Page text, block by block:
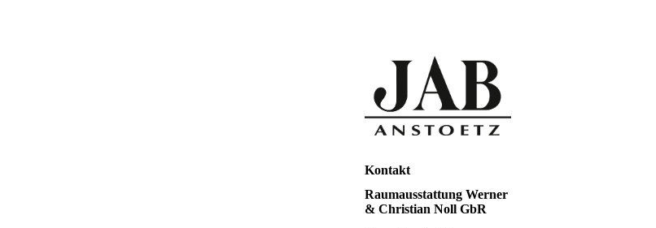
Kontakt
Raumausstattung Werner
& Christian Noll GbR